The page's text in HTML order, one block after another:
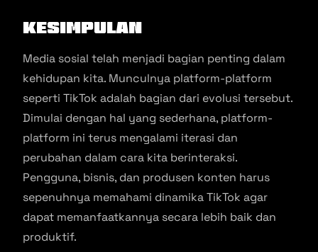
Kesimpulan
Media sosial telah menjadi bagian penting dalam
kehidupan kita. Munculnya platform-platform
seperti TikTok adalah bagian dari evolusi tersebut.
Dimulai dengan hal yang sederhana, platform-
platform ini terus mengalami iterasi dan
perubahan dalam cara kita berinteraksi.
Pengguna, bisnis, dan produsen konten harus
sepenuhnya memahami dinamika TikTok agar
dapat memanfaatkannya secara lebih baik dan
produktif.